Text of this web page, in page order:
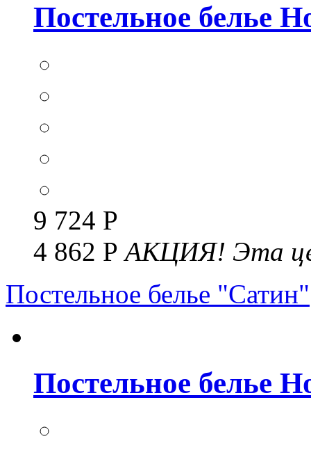
Постельное белье
9 724 Р
4 862 РАКЦИЯ! Эта
Постельное белье "Сатин"
Постельное белье